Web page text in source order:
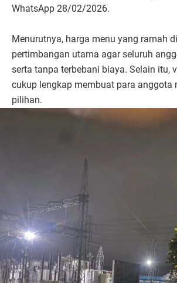
WhatsApp 28/02/2026.
Menurutnya, harga menu yang ramah
pertimbangan utama agar seluruh
serta tanpa terbebani biaya. Selain itu,
cukup lengkap membuat para anggota
pilihan.